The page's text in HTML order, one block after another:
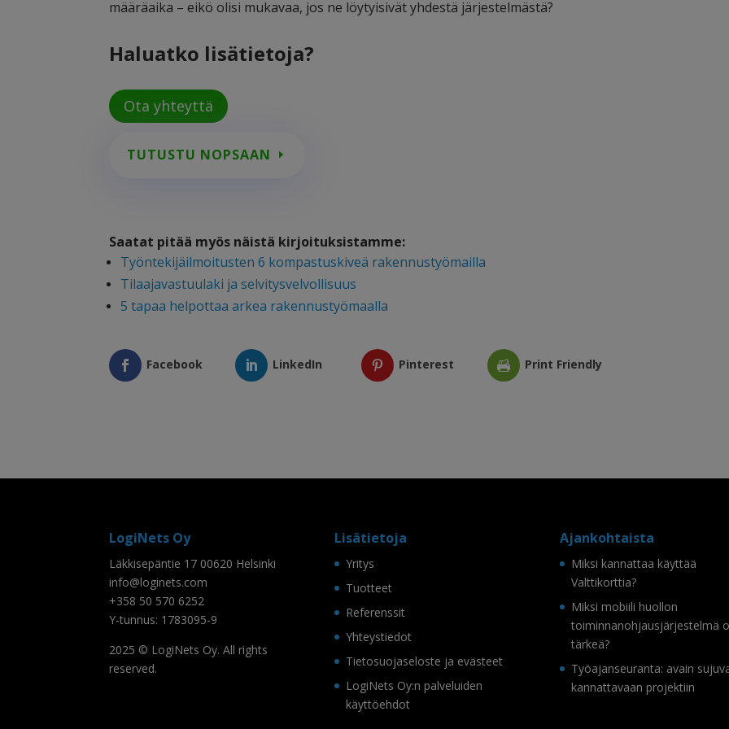
määräaika – eikö olisi mukavaa, jos ne löytyisivät yhdestä järjestelmästä?
Haluatko lisätietoja?
Ota yhteyttä
TUTUSTU NOPSAAN
Saatat pitää myös näistä kirjoituksistamme:
Työntekijäilmoitusten 6 kompastuskiveä rakennustyömailla
Tilaajavastuulaki ja selvitysvelvollisuus
5 tapaa helpottaa arkea rakennustyömaalla
Facebook LinkedIn Pinterest Print Friendly
LogiNets Oy
Läkkisepäntie 17 00620 Helsinki
info@loginets.com
+358 50 570 6252
Y-tunnus: 1783095-9
2025 © LogiNets Oy. All rights
reserved.
Lisätietoja
Yritys
Tuotteet
Referenssit
Yhteystiedot
Tietosuojaseloste ja evästeet
LogiNets Oy:n palveluiden
käyttöehdot
Ajankohtaista
Miksi kannattaa käyttää
Valttikorttia?
Miksi mobiili huollon
toiminnanohjausjärjestelmä
tärkeä?
Työajanseuranta: avain
kannattavaan projektiin